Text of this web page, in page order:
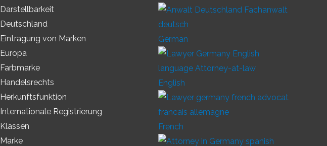
Darstellbarkeit
Deutschland
Eintragung von Marken
Europa
Farbmarke
Handelsrechts
Herkunftsfunktion
Internationale Registrierung
Klassen
Marke
German
English
French